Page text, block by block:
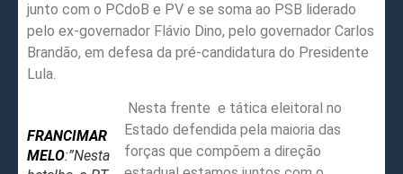
junto com o PCdoB e PV e se soma ao PSB liderado
pelo ex-governador Flávio Dino, pelo governador Carlos
Brandão, em defesa da pré-candidatura do Presidente
Lula.
FRANCIMAR
MELO:”Nesta
Nesta frente e tática eleitoral no
Estado defendida pela maioria das
forças que compõem a direção